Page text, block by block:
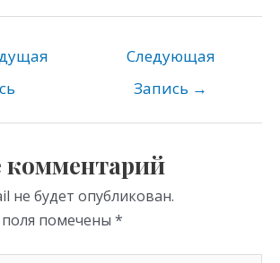
gr
a
m p
Следующая
Запись →
комментарий
не будет опубликован.
помечены *